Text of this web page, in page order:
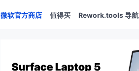
微软官方商店 值得买 Rework.tools 导航